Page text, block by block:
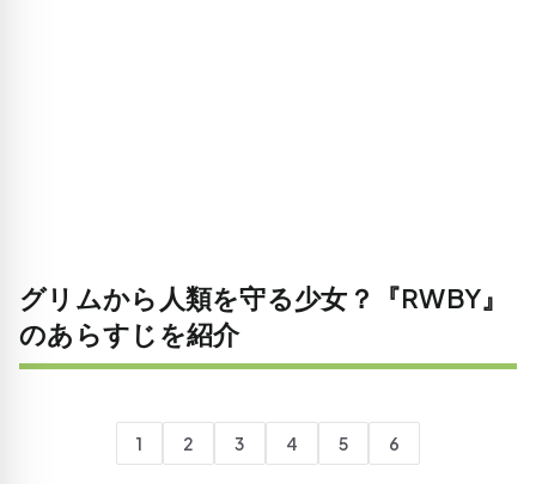
グリムから人類を守る少女？『RWBY』
のあらすじを紹介
1 2 3 4 5 6